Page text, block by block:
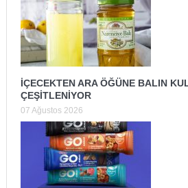
İÇECEKTEN ARA ÖĞÜNE BALIN
ÇEŞİTLENİYOR
07 Ağustos 2026